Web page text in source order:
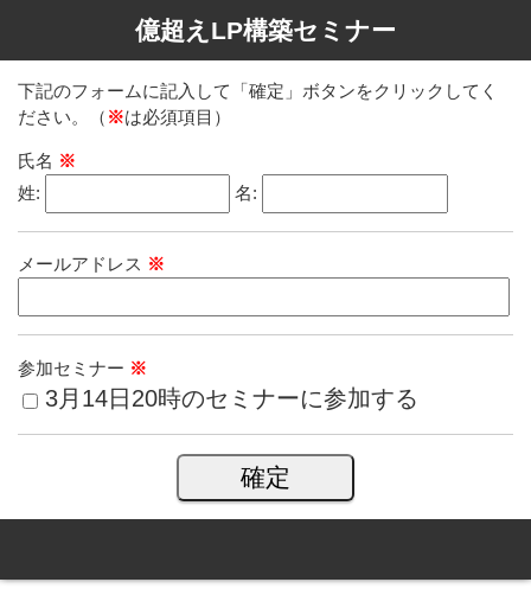
億超えLP構築セミナー
下記のフォームに記入して「確定」ボタンをクリックしてく
ださい。（ ※は必須項目）
氏名 ※
姓:
名:
メールアドレス ※
参加セミナー ※
3月14日20時のセミナーに参加する